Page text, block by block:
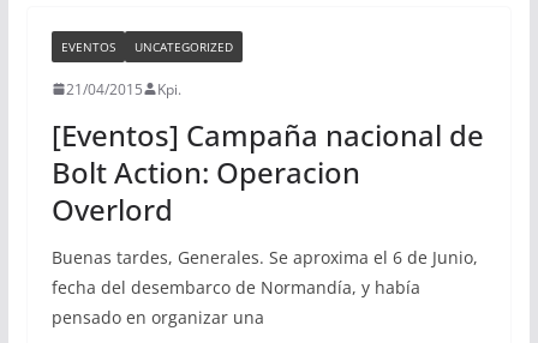
EVENTOS UNCATEGORIZED
21/04/2015 Kpi.
[Eventos] Campaña nacional de
Bolt Action: Operacion
Overlord
Buenas tardes, Generales. Se aproxima el 6 de Junio,
fecha del desembarco de Normandía, y había
pensado en organizar una